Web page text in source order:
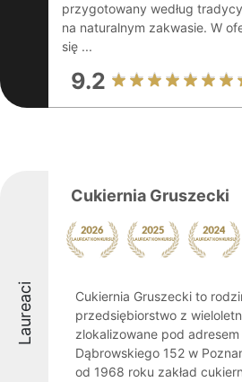
przygotowany według
na naturalnym zakwasie. W
się ...
9.2
Laureaci
Cukiernia Gruszecki
Cukiernia Gruszecki to
przedsiębiorstwo z
zlokalizowane pod
Dąbrowskiego 152 w
od 1968 roku zakład